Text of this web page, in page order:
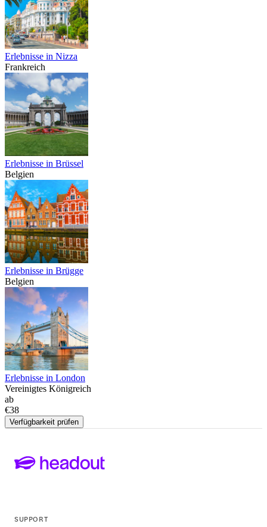
Erlebnisse in Nizza
Frankreich
Erlebnisse in Brüssel
Belgien
Erlebnisse in Brügge
Belgien
Erlebnisse in London
Vereinigtes Königreich
ab
€38
Verfügbarkeit prüfen
SUPPORT